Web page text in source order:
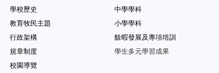
學校歷史
教育牧民主題
行政架構
規章制度
校園導覽
中學學科
小學學科
餘暇發展及專項培訓
學生多元學習成果